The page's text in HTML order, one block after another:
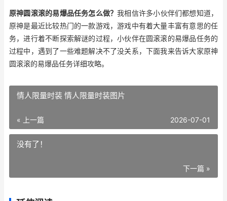
原神圆滚滚的易爆品任务怎么做？我相信许多小伙伴们都想知道，
原神是最近比较热门的一款游戏，游戏中有着大量丰富有意思的任
务，进行着不断探索解谜的过程，小伙伴在圆滚滚的易爆品任务的
过程中，遇到了一些难题解决不了没关系，下面我来告诉大家原神
圆滚滚的易爆品任务详细攻略。
情人限量时装 情人限量时装图片
« 上一篇 2026-07-01
没有了！
下一篇 »